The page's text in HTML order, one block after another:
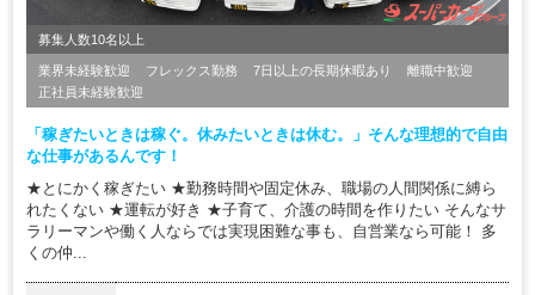
募集人数10名以上
業界未経験歓迎 フレックス勤務 7日以上の長期休暇あり
離職中歓迎
正社員未経験歓迎
「稼ぎたいときは稼ぐ。休みたいときは休む。」そんな理想的で自由
な仕事があるんです！
★とにかく稼ぎたい ★勤務時間や固定休み、職場の人間関係に縛ら
れたくない ★運転が好き ★子育て、介護の時間を作りたい そんなサ
ラリーマンや働く人ならでは実現困難な事も、自営業なら可能！ 多
くの仲...